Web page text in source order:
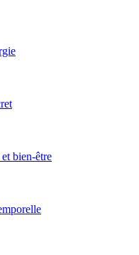
bien-être